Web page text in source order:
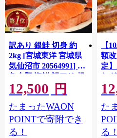
訳あり 銀鮭 切身 約
2kg [宮城東洋 宮城県
気仙沼市 20564991] 鮭
魚介類 海鮮 訳アリ 規
格外 不揃い さけ サケ
鮭切身 シャケ 切り身
冷凍 家庭用 おかず 弁
当 支援 サーモン 銀鮭
切り身 魚 わけあり
12,500 円
たまったWAON
POINTで寄附でき
る！
【
額
定
な
た
る！